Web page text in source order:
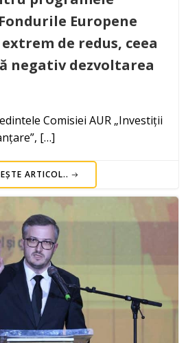
Europene
extrem de redus, ceea
negativ dezvoltarea
Comisiei AUR „Investiții
[…]
ARTICOL..